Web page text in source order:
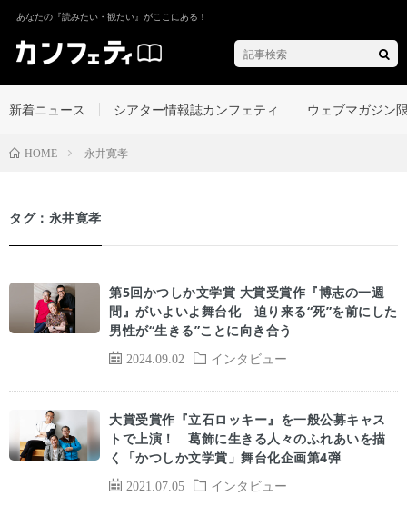
あなたの『読みたい・観たい』がここにある！
新着ニュース シアター情報誌カンフェティ ウェブマガジン
HOME 永井寛孝
タグ：永井寛孝
2024.09.02 インタビュー
第5回かつしか文学賞 大賞受賞作『博志の一週
間』がいよいよ舞台化 迫り来る“死”を前にした
男性が“生きる”ことに向き合う
2021.07.05 インタビュー
大賞受賞作『立石ロッキー』を一般公募キャス
トで上演！ 葛飾に生きる人々のふれあいを描
く「かつしか文学賞」舞台化企画第4弾